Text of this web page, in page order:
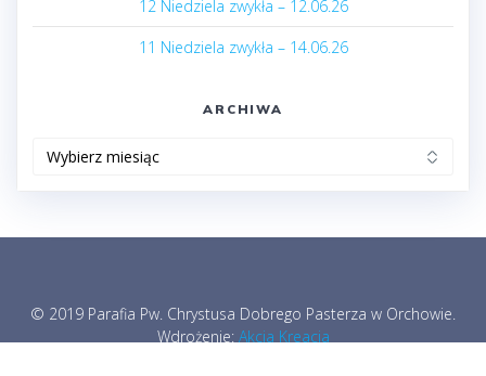
12 Niedziela zwykła – 12.06.26
11 Niedziela zwykła – 14.06.26
ARCHIWA
© 2019 Parafia Pw. Chrystusa Dobrego Pasterza w Orchowie.
Wdrożenie: Akcja Kreacja